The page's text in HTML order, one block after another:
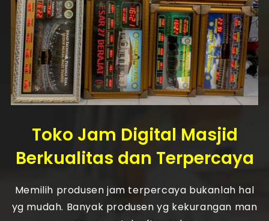
Toko Jam Digital Masjid
Berkualitas dan Terpercaya
Memilih produsen jam terpercaya bukanlah hal
yg mudah. Banyak produsen yg kekurangan man